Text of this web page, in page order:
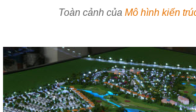
Toàn cảnh của Mô hình kiến